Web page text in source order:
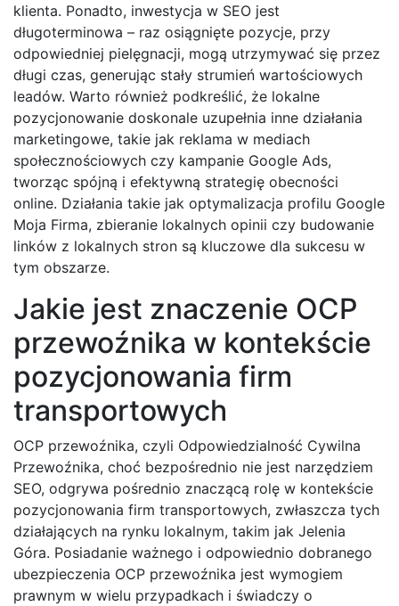
klienta. Ponadto, inwestycja w SEO jest
długoterminowa – raz osiągnięte pozycje, przy
odpowiedniej pielęgnacji, mogą utrzymywać się przez
długi czas, generując stały strumień wartościowych
leadów. Warto również podkreślić, że lokalne
pozycjonowanie doskonale uzupełnia inne działania
marketingowe, takie jak reklama w mediach
społecznościowych czy kampanie Google Ads,
tworząc spójną i efektywną strategię obecności
online. Działania takie jak optymalizacja profilu Google
Moja Firma, zbieranie lokalnych opinii czy budowanie
linków z lokalnych stron są kluczowe dla sukcesu w
tym obszarze.
Jakie jest znaczenie OCP
przewoźnika w kontekście
pozycjonowania firm
transportowych
OCP przewoźnika, czyli Odpowiedzialność Cywilna
Przewoźnika, choć bezpośrednio nie jest narzędziem
SEO, odgrywa pośrednio znaczącą rolę w kontekście
pozycjonowania firm transportowych, zwłaszcza tych
działających na rynku lokalnym, takim jak Jelenia
Góra. Posiadanie ważnego i odpowiednio dobranego
ubezpieczenia OCP przewoźnika jest wymogiem
prawnym w wielu przypadkach i świadczy o